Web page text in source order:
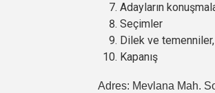
Adayların
Seçimler
Dilek ve temenniler,
Kapanış
Adres: Mevlana Mah.